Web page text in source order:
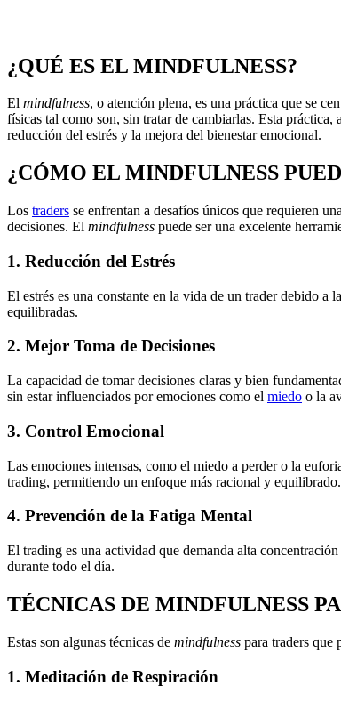
¿QUÉ ES EL MINDFULNESS?
El mindfulness, o atención plena, es una práctica que se
físicas tal como son, sin tratar de cambiarlas. Esta
reducción del estrés y la mejora del bienestar emocional.
¿CÓMO EL MINDFULNESS
Los traders se enfrentan a desafíos únicos que requieren
decisiones. El mindfulness puede ser una excelente
1. Reducción del Estrés
El estrés es una constante en la vida de un trader debido a la
equilibradas.
2. Mejor Toma de Decisiones
La capacidad de tomar decisiones claras y bien
sin estar influenciados por emociones como el miedo o la
3. Control Emocional
Las emociones intensas, como el miedo a perder o la
trading, permitiendo un enfoque más racional y equilibrado.
4. Prevención de la Fatiga Mental
El trading es una actividad que demanda alta
durante todo el día.
TÉCNICAS DE MINDFULNESS
Estas son algunas técnicas de mindfulness para traders que
1. Meditación de Respiración